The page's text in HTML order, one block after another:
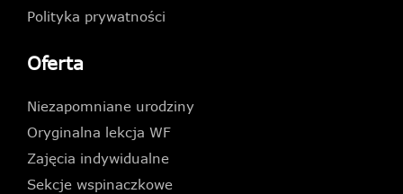
Polityka prywatności
Oferta
Niezapomniane urodziny
Oryginalna lekcja WF
Zajęcia indywidualne
Sekcje wspinaczkowe